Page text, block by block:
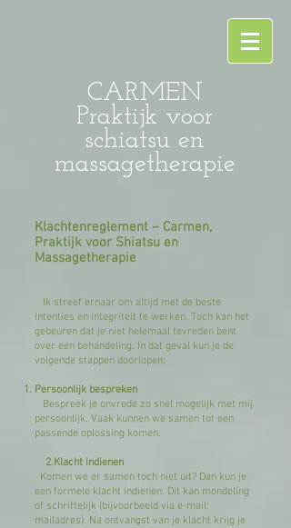
CARMEN
Praktijk voor
schiatsu en
massagetherapie
Klachtenreglement – Carmen,
Praktijk voor Shiatsu en
Massagetherapie
Ik streef ernaar om altijd met de beste
intenties en integriteit te werken. Toch kan het
gebeuren dat je niet helemaal tevreden bent
over een behandeling. In dat geval kun je de
volgende stappen doorlopen:
Persoonlijk bespreken
Bespreek je onvrede zo snel mogelijk met mij
persoonlijk. Vaak kunnen we samen tot een
passende oplossing komen.
2.Klacht indienen
Komen we er samen toch niet uit? Dan kun je
een formele klacht indienen. Dit kan mondeling
of schriftelijk (bijvoorbeeld via e-mail:
mailadres). Na ontvangst van je klacht krijg je